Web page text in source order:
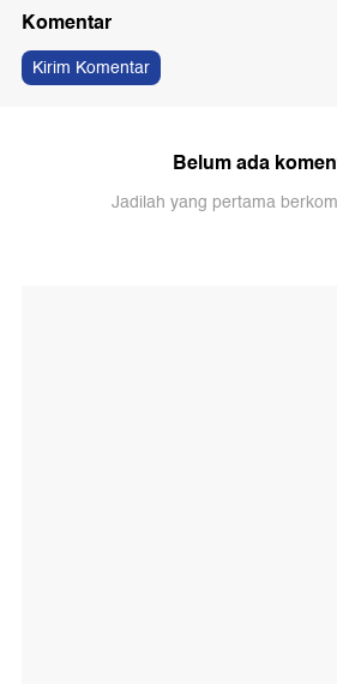
Komentar
Kirim Komentar
Belum ada
Jadilah yang pertama